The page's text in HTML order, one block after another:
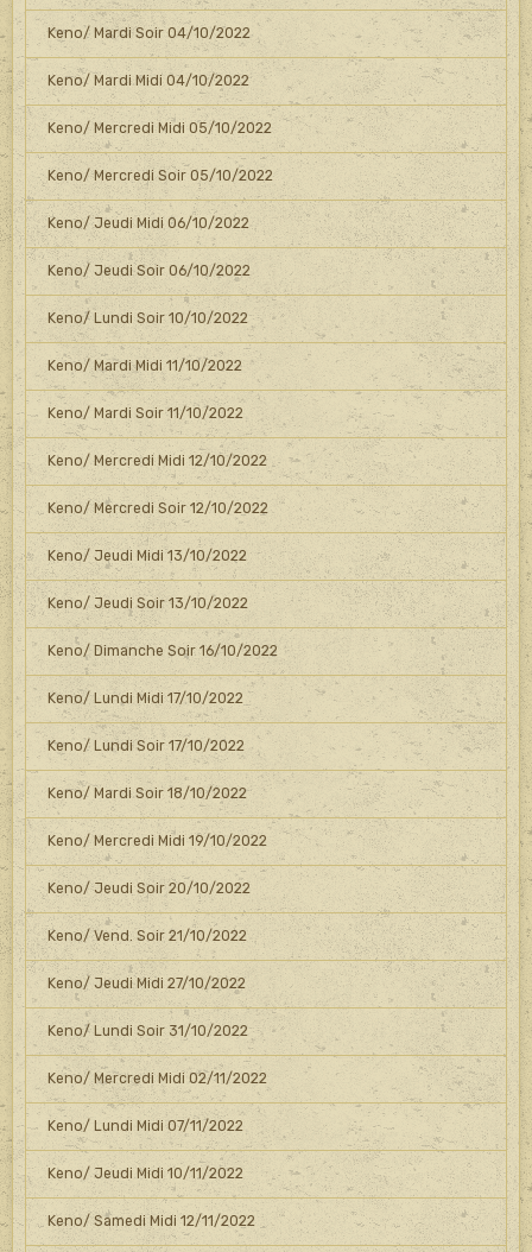
Keno/ Mardi Soir 04/10/2022
Keno/ Mardi Midi 04/10/2022
Keno/ Mercredi Midi 05/10/2022
Keno/ Mercredi Soir 05/10/2022
Keno/ Jeudi Midi 06/10/2022
Keno/ Jeudi Soir 06/10/2022
Keno/ Lundi Soir 10/10/2022
Keno/ Mardi Midi 11/10/2022
Keno/ Mardi Soir 11/10/2022
Keno/ Mercredi Midi 12/10/2022
Keno/ Mercredi Soir 12/10/2022
Keno/ Jeudi Midi 13/10/2022
Keno/ Jeudi Soir 13/10/2022
Keno/ Dimanche Soir 16/10/2022
Keno/ Lundi Midi 17/10/2022
Keno/ Lundi Soir 17/10/2022
Keno/ Mardi Soir 18/10/2022
Keno/ Mercredi Midi 19/10/2022
Keno/ Jeudi Soir 20/10/2022
Keno/ Vend. Soir 21/10/2022
Keno/ Jeudi Midi 27/10/2022
Keno/ Lundi Soir 31/10/2022
Keno/ Mercredi Midi 02/11/2022
Keno/ Lundi Midi 07/11/2022
Keno/ Jeudi Midi 10/11/2022
Keno/ Samedi Midi 12/11/2022